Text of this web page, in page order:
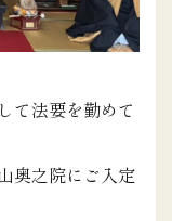
て法要を勤めて
奥之院にご入定